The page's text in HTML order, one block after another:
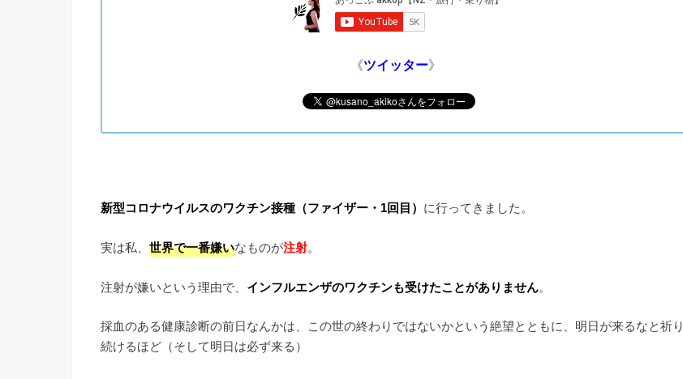
《ツイッター》
新型コロナウイルスのワクチン接種（ファイザー・1回目） に行ってきました。
実は私、 世界で一番嫌いなものが注射。
注射が嫌いという理由で、 インフルエンザのワクチンも受けたことがありません。
採血のある健康診断の前日なんかは、この世の終わりではないかという絶望とともに、明日が来るなと祈り
続けるほど（そして明日は必ず来る）